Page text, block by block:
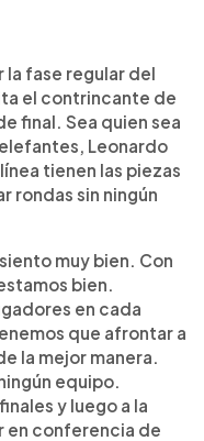
la fase regular del
el contrincante de
final. Sea quien sea
Leonardo
tienen las piezas
rondas sin ningún
muy bien. Con
bien.
en cada
que afrontar a
la mejor manera.
equipo.
y luego a la
en conferencia de